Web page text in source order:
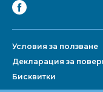
Условия за ползване
Декларация за
Бисквитки